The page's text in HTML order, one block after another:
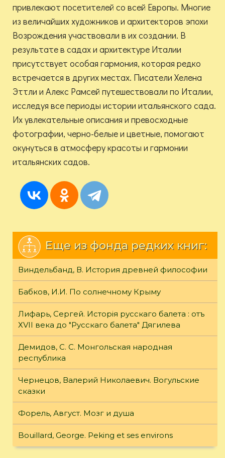
привлекают посетителей со всей Европы. Многие
из величайших художников и архитекторов эпохи
Возрождения участвовали в их создании. В
результате в садах и архитектуре Италии
присутствует особая гармония, которая редко
встречается в других местах. Писатели Хелена
Эттли и Алекс Рамсей путешествовали по Италии,
исследуя все периоды истории итальянского сада.
Их увлекательные описания и превосходные
фотографии, черно-белые и цветные, помогают
окунуться в атмосферу красоты и гармонии
итальянских садов.
Еще из фонда редких книг:
Виндельбанд, В. История древней философии
Бабков, И.И. По солнечному Крыму
Лифарь, Сергей. Исторiя русскаго балета : отъ
ХVII века до "Русскаго балета" Дягилева
Демидов, С. С. Монгольская народная
республика
Чернецов, Валерий Николаевич. Вогульские
сказки
Форель, Август. Мозг и душа
Bouillard, George. Peking et ses environs